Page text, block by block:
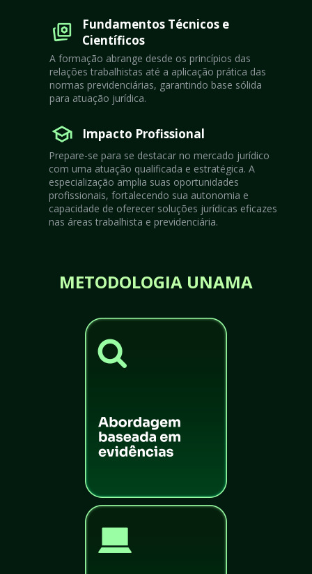
Fundamentos Técnicos e
Científicos
Impacto Profissional
A formação abrange desde os princípios das
relações trabalhistas até a aplicação prática das
normas previdenciárias, garantindo base sólida
para atuação jurídica.
Prepare-se para se destacar no mercado jurídico
com uma atuação qualificada e estratégica. A
especialização amplia suas oportunidades
profissionais, fortalecendo sua autonomia e
capacidade de oferecer soluções jurídicas eficazes
nas áreas trabalhista e previdenciária.
METODOLOGIA UNAMA